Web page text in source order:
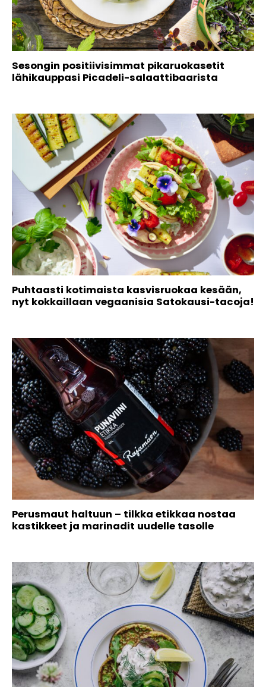
Sesongin positiivisimmat pikaruokasetit
lähikauppasi Picadeli-salaattibaarista
Puhtaasti kotimaista kasvisruokaa kesään,
nyt kokkaillaan vegaanisia Satokausi-tacoja!
Perusmaut haltuun – tilkka etikkaa nostaa
kastikkeet ja marinadit uudelle tasolle